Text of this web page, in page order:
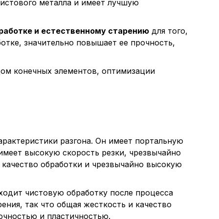
металла и имеет лучшую
и естественному старениюдля того,
значительно повышает ее прочность,
конечных элементов, оптимизации
разгона. Он имеет портальную
высокую скорость резки, чрезвычайно
обработки и чрезвычайно высокую
чистовую обработку после процесса
так что общая жесткость и качество
и пластичностью.
их описание и сроки хранения.
(обязательные) cookie-файлы
cookie-файлы
меры по совершенствованию работы
пользователей.